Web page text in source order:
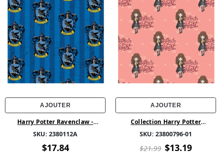
AJOUTER
Harry Potter Ravenclaw -
Potter and Wizarding World
SKU: 2380112A
$17.84
AJOUTER
Collection Harry Potter
Coton - Rose
SKU: 23800796-01
$21.99 $13.19